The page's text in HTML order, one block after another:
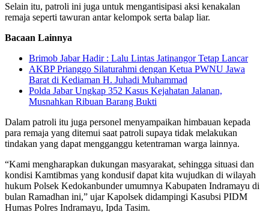
Selain itu, patroli ini juga untuk mengantisipasi aksi kenakalan
remaja seperti tawuran antar kelompok serta balap liar.
Bacaan Lainnya
Brimob Jabar Hadir : Lalu Lintas Jatinangor Tetap Lancar
AKBP Prianggo Silaturahmi dengan Ketua PWNU Jawa
Barat di Kediaman H. Juhadi Muhammad
Polda Jabar Ungkap 352 Kasus Kejahatan Jalanan,
Musnahkan Ribuan Barang Bukti
Dalam patroli itu juga personel menyampaikan himbauan kepada
para remaja yang ditemui saat patroli supaya tidak melakukan
tindakan yang dapat mengganggu ketentraman warga lainnya.
“Kami mengharapkan dukungan masyarakat, sehingga situasi dan
kondisi Kamtibmas yang kondusif dapat kita wujudkan di wilayah
hukum Polsek Kedokanbunder umumnya Kabupaten Indramayu di
bulan Ramadhan ini,” ujar Kapolsek didampingi Kasubsi PIDM
Humas Polres Indramayu, Ipda Tasim.